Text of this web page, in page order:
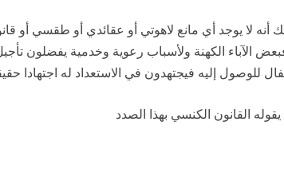
أنه لا يوجد أي مانع لاهوتي أو عقائدي أو طقسي أو
الآباء الكهنة ولأسباب رعوية وخدمية يفضلون
للوصول إليه فيجتهدون في الاستعداد له اجتهادا
يقوله القانون الكنسي بهذا الصدد